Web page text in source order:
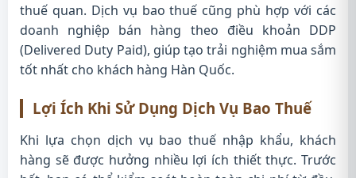
thuế quan. Dịch vụ bao thuế cũng phù hợp với các
doanh nghiệp bán hàng theo điều khoản DDP
(Delivered Duty Paid), giúp tạo trải nghiệm mua sắm
tốt nhất cho khách hàng Hàn Quốc.
Lợi Ích Khi Sử Dụng Dịch Vụ Bao Thuế
Khi lựa chọn dịch vụ bao thuế nhập khẩu, khách
hàng sẽ được hưởng nhiều lợi ích thiết thực. Trước